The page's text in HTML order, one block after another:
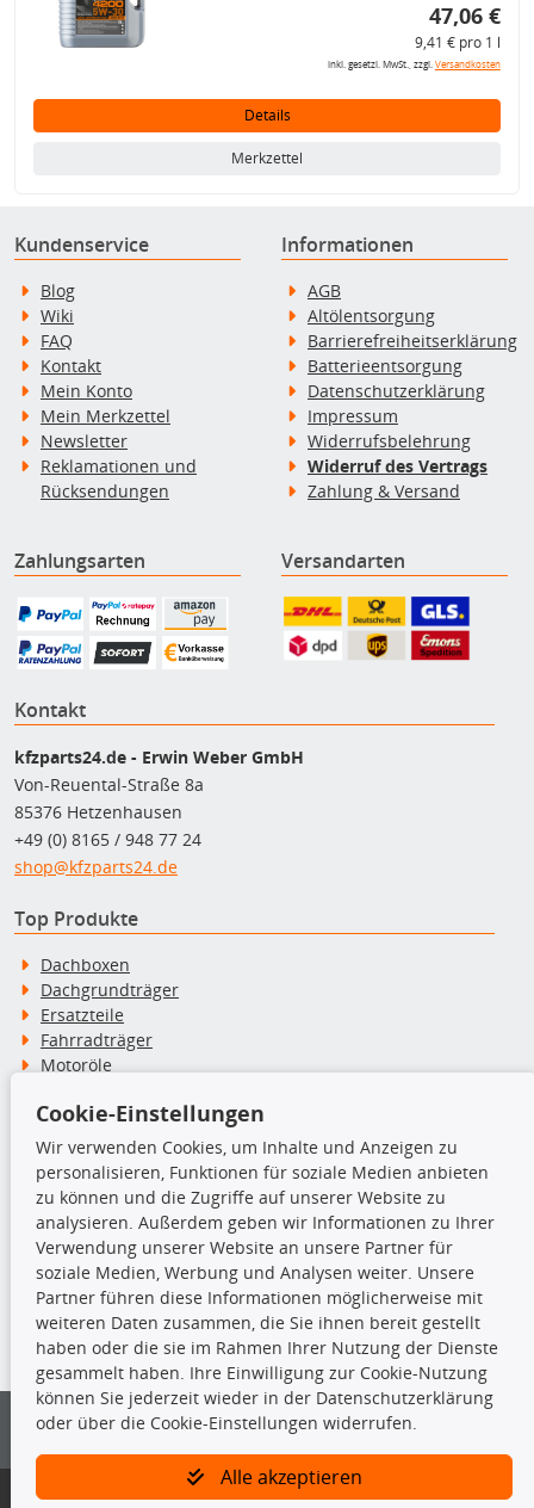
47,06 €
9,41 € pro 1 l
inkl. gesetzl. MwSt., zzgl.Versandkosten
Details
Merkzettel
Kundenservice
Blog
Wiki
FAQ
Kontakt
Mein Konto
Mein Merkzettel
Newsletter
Reklamationen und
Rücksendungen
Informationen
AGB
Altölentsorgung
Barrierefreiheitserklärung
Batterieentsorgung
Datenschutzerklärung
Impressum
Widerrufsbelehrung
Widerruf des Vertrags
Zahlung & Versand
Zahlungsarten Versandarten
Kontakt
kfzparts24.de - Erwin Weber GmbH
Von-Reuental-Straße 8a
85376 Hetzenhausen
+49 (0) 8165 / 948 77 24
shop@kfzparts24.de
Top Produkte
Dachboxen
Dachgrundträger
Ersatzteile
Fahrradträger
Motoröle
Schneeketten
TecDoc Inside
Die hier angezeigten Daten insbesondere die gesamte Datenbank dürfen
nicht kopiert werden.
Es ist zu unterlassen, die Daten oder die gesamte Datenbank ohne
vorherige Zustimmung von TecDoc zu vervielfältigen, zu verbreiten
und/oder diese Handlungen durch Dritte ausführen zu lassen. Ein
Bitte prüfen Sie, ob das über unseren Onlineshop identifizierte Ersatzteil
Cookie-Einstellungen
Wir verwenden Cookies, um Inhalte und Anzeigen zu
personalisieren, Funktionen für soziale Medien anbieten
zu können und die Zugriffe auf unserer Website zu
analysieren. Außerdem geben wir Informationen zu Ihrer
Verwendung unserer Website an unsere Partner für
soziale Medien, Werbung und Analysen weiter. Unsere
Partner führen diese Informationen möglicherweise mit
weiteren Daten zusammen, die Sie ihnen bereit gestellt
haben oder die sie im Rahmen Ihrer Nutzung der Dienste
gesammelt haben. Ihre Einwilligung zur Cookie-Nutzung
können Sie jederzeit wieder in der Datenschutzerklärung
oder über die Cookie-Einstellungen widerrufen.
Alle akzeptieren